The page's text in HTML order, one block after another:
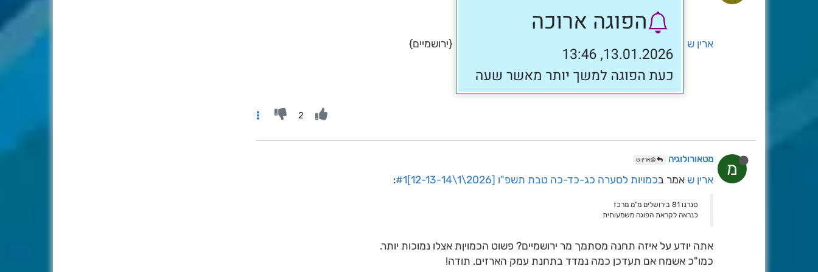
ארין ש {ירושמיים}
2
מ מטאורולוגיה @ארין ש
ארין ש אמר בכמויות לסערה כג-כד-כה טבת תשפ"ו [2026\1\12-13-14]#1 :
סגרנו 81 בירושלים מ"מ מרכז
כנראה לקראת הפוגה משמעותית
אתה יודע על איזה תחנה מסתמך מר ירושמיים? פשוט הכמויןת אצלו נמוכות יותר.
כמו"כ אשמח אם תעדכן כמה נמדד בתחנת עמק הארזים. תודה!